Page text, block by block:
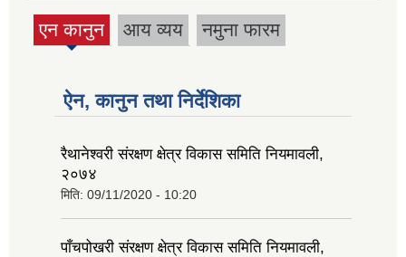
एन कानुन
(active
आय व्यय नमुना फारम
ऐन, कानुन तथा निर्देशिका
रैथानेश्वरी संरक्षण क्षेत्र विकास समिति नियमावली,
२०७४
मिति: 09/11/2020 - 10:20
पाँचपोखरी संरक्षण क्षेत्र विकास समिति नियमावली,